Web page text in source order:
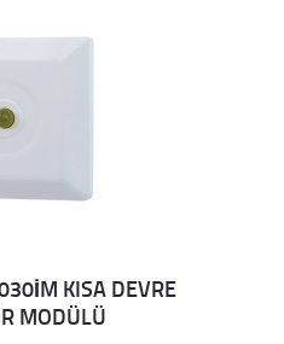
KISA DEVRE
MODÜLÜ